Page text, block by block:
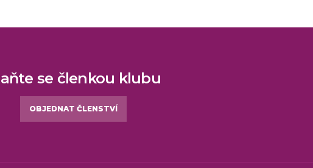
se členkou klubu
OBJEDNAT ČLENSTVÍ